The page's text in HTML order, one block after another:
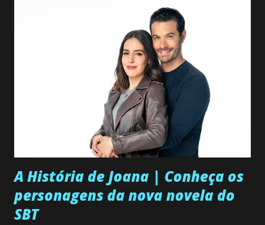
A História de Joana | Conheça os
personagens da nova novela do
SBT